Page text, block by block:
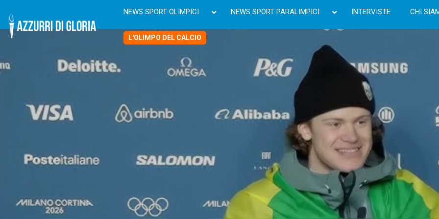
NEWS SPORT OLIMPICI NEWS SPORT PARALIMPICI INTERVISTE CHI
L'OLIMPO DEL CALCIO